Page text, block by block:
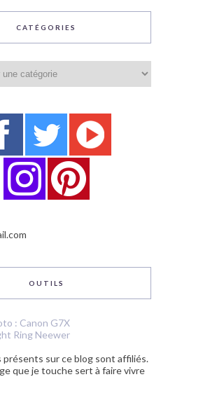
CATÉGORIES
OUTILS
: Canon G7X
Ring Neewer
présents sur ce blog sont affiliés.
que je touche sert à faire vivre